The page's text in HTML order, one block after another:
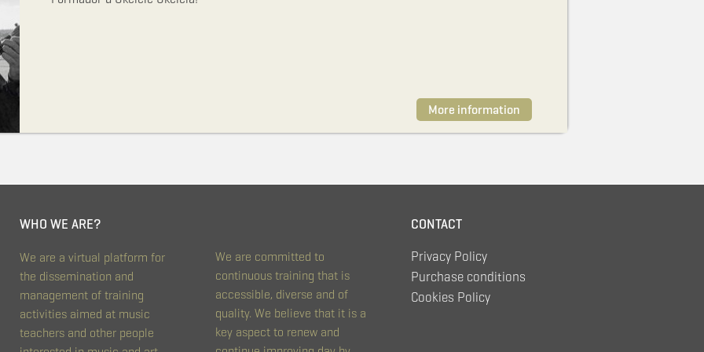
More information
WHO WE ARE?
We are a virtual platform for
the dissemination and
management of training
activities aimed at music
teachers and other people
We are committed to
continuous training that is
accessible, diverse and of
quality. We believe that it is a
key aspect to renew and
CONTACT
Privacy Policy
Purchase conditions
Cookies Policy